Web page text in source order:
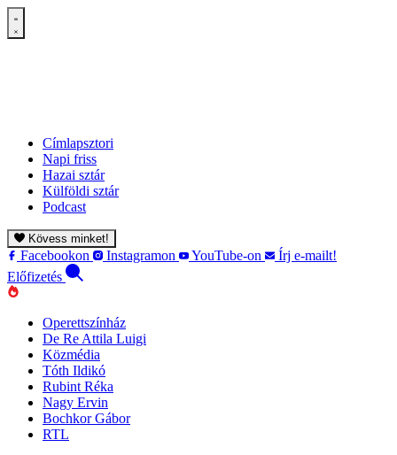
Címlapsztori
Napi friss
Hazai sztár
Külföldi sztár
Podcast
Kövess minket!
Facebookon Instagramon YouTube-on
Írj e-mailt!
Előfizetés
Operettszínház
De Re Attila Luigi
Közmédia
Tóth Ildikó
Rubint Réka
Nagy Ervin
Bochkor Gábor
RTL